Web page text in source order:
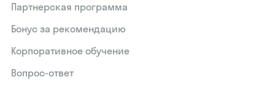
Партнерская программа
Бонус за рекомендацию
Корпоративное обучение
Вопрос-ответ